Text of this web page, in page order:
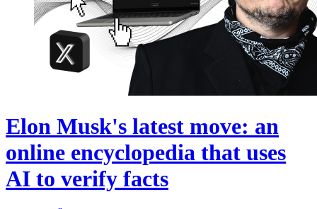
Elon Musk's latest move: an
online encyclopedia that uses
AI to verify facts